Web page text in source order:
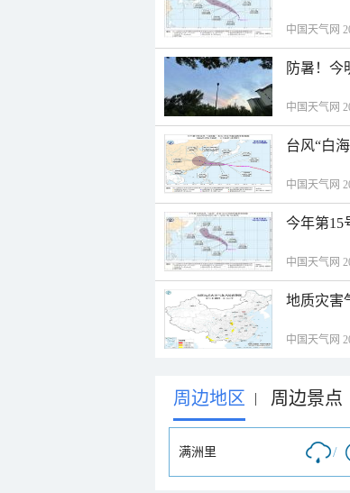
中国天气网
防暑！
中国天气网
台风“白
中国天气网
今年第15
中国天气网
地质灾害
中国天气网
周边地区 | 周边景点
满洲里 /